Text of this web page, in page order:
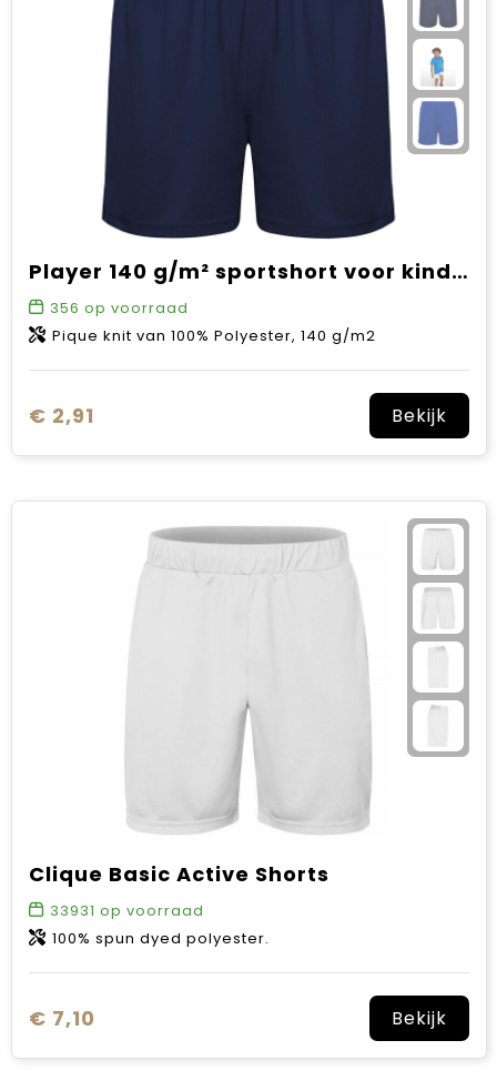
Sinterklaas
Verjaardagen
Voetbal, EK en WK
Voor de bouw
Zomergeschenken
Zomerpakketten
Player 140 g/m² sportshort voor kinderen
356 op voorraad
Pique knit van 100% Polyester, 140 g/m2
€ 2,91 Bekijk
Clique Basic Active Shorts
33931 op voorraad
100% spun dyed polyester.
€ 7,10 Bekijk